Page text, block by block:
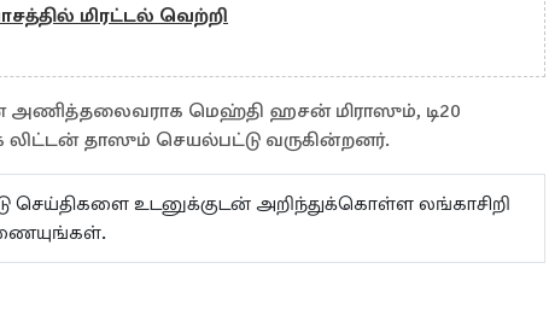
மிரட்டல் வெற்றி
மெஹ்தி ஹசன் மிராஸும், டி20
தாஸும் செயல்பட்டு வருகின்றனர்.
செய்திகளை உடனுக்குடன் அறிந்துக்கொள்ள லங்காசிறி